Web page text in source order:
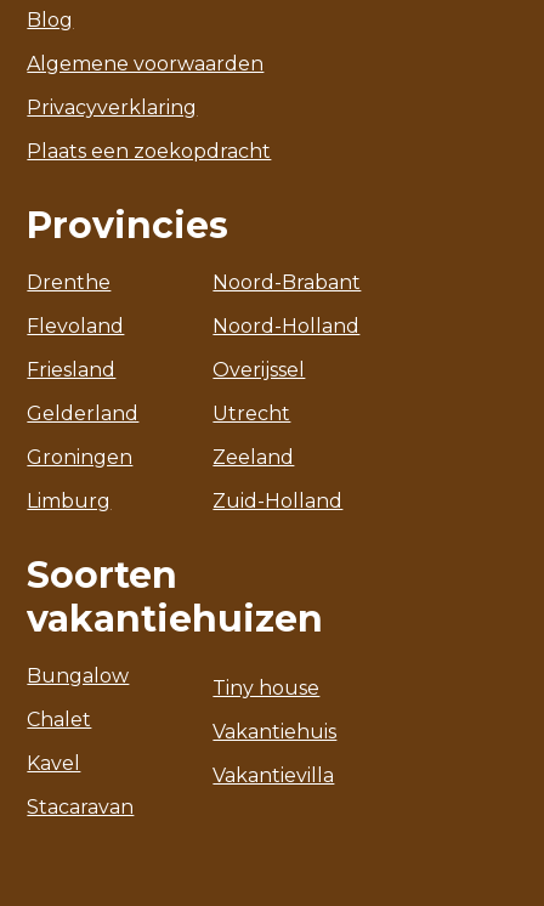
Blog
Algemene voorwaarden
Privacyverklaring
Plaats een zoekopdracht
Provincies
Drenthe
Flevoland
Friesland
Gelderland
Groningen
Limburg
Noord-Brabant
Noord-Holland
Overijssel
Utrecht
Zeeland
Zuid-Holland
Soorten
vakantiehuizen
Bungalow
Chalet
Kavel
Stacaravan
Tiny house
Vakantiehuis
Vakantievilla